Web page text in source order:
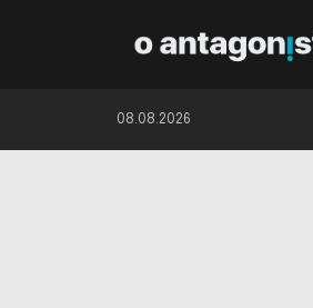
08.08.2026